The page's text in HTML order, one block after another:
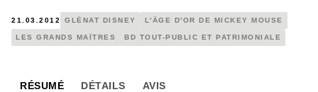
21.03.2012 GLÉNAT DISNEY L'ÂGE D'OR DE MICKEY MOUSE
LES GRANDS MAÎTRES BD TOUT-PUBLIC ET PATRIMONIALE
RÉSUMÉ DÉTAILS AVIS